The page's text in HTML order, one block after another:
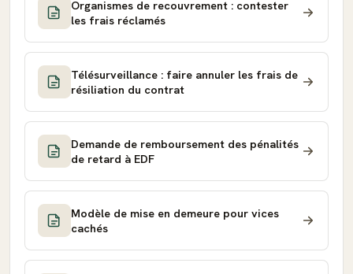
Organismes de recouvrement : contester
les frais réclamés
Télésurveillance : faire annuler les frais de
résiliation du contrat
Demande de remboursement des pénalités
de retard à EDF
Modèle de mise en demeure pour vices
cachés